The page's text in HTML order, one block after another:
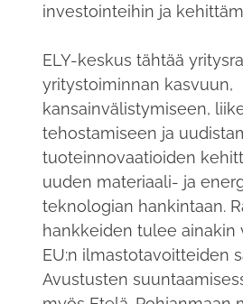
investointeihin ja
ELY-keskus tähtää
yritystoiminnan kasvuun,
kansainvälistymiseen,
tehostamiseen ja
tuoteinnovaatioiden
uuden materiaali- ja
teknologian hankintaan.
hankkeiden tulee ainakin
EU:n ilmastotavoitteiden
Avustusten